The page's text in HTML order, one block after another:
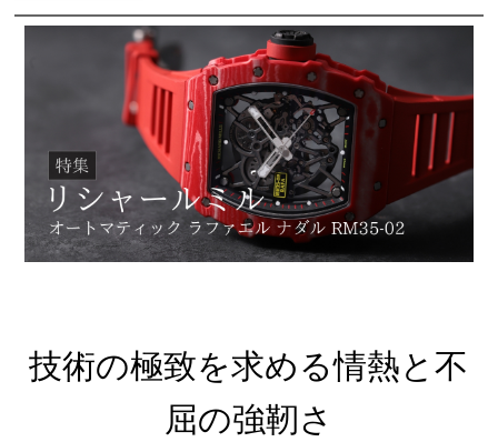
ブランドから記事を探す
オメガ
オーデマピゲ パテックフィリップ
グランドセイコー
ヴァシュロンコンスタンタ
ン
ジャガールクルト ウブロ
ランゲ＆ゾーネ
技術の極致を求める情熱と不
屈の強靭さ